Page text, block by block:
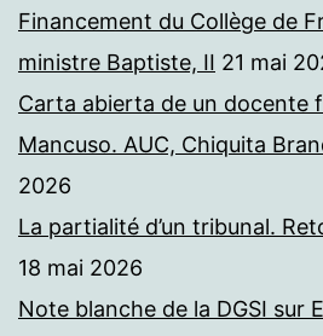
Financement du Collège de
ministre Baptiste, II 21 mai
Carta abierta de un docente
Mancuso. AUC, Chiquita
2026
La partialité d’un tribunal.
18 mai 2026
Note blanche de la DGSI sur